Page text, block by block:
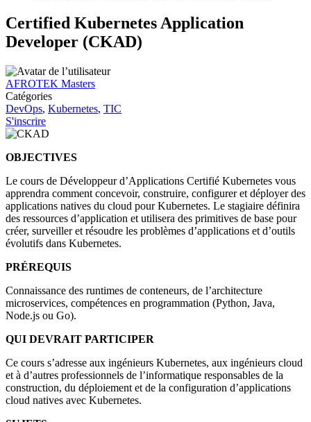
Certified Kubernetes Application
Developer (CKAD)
AFROTEK Masters
Catégories
DevOps, Kubernetes, TIC
S'inscrire
OBJECTIVES
Le cours de Développeur d’Applications Certifié Kubernetes vous
apprendra comment concevoir, construire, configurer et déployer des
applications natives du cloud pour Kubernetes. Le stagiaire définira
des ressources d’application et utilisera des primitives de base pour
créer, surveiller et résoudre les problèmes d’applications et d’outils
évolutifs dans Kubernetes.
PRÉREQUIS
Connaissance des runtimes de conteneurs, de l’architecture
microservices, compétences en programmation (Python, Java,
Node.js ou Go).
QUI DEVRAIT PARTICIPER
Ce cours s’adresse aux ingénieurs Kubernetes, aux ingénieurs cloud
et à d’autres professionnels de l’informatique responsables de la
construction, du déploiement et de la configuration d’applications
cloud natives avec Kubernetes.